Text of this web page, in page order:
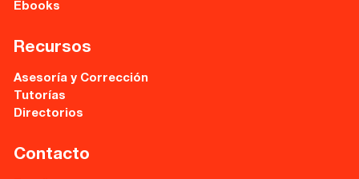
Ebooks
Recursos
Asesoría y Corrección
Tutorías
Directorios
Contacto